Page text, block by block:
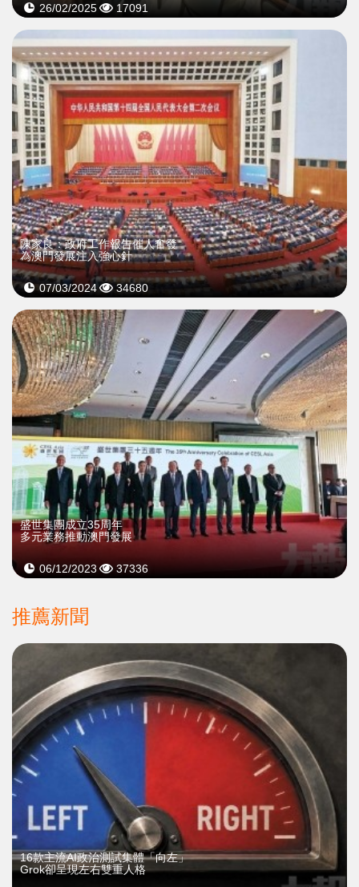
26/02/2025 17091
陳家良：政府工作報告催人奮發
為澳門發展注入強心針
07/03/2024 34680
盛世集團成立35周年
多元業務推動澳門發展
06/12/2023 37336
推薦新聞
16款主流AI政治測試集體「向左」
Grok卻呈現左右雙重人格